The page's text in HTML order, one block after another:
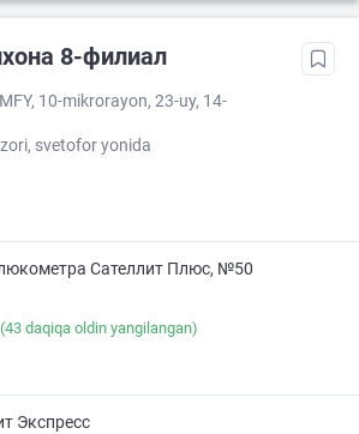
8-филиал
10-mikrorayon, 23-uy, 14-
svetofor yonida
XX
Сателлит Плюс, №50
daqiqa oldin yangilangan)
Экспресс